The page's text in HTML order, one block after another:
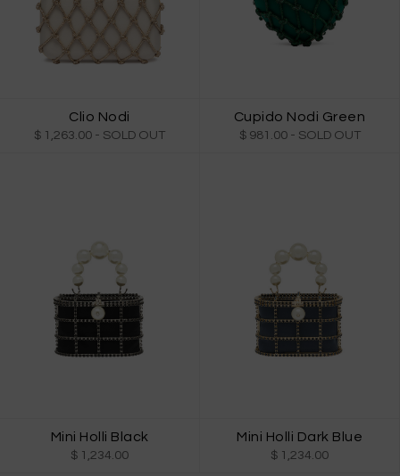
Clio Nodi
$ 1,263.00 - SOLD OUT
Cupido Nodi Green
$ 981.00 - SOLD OUT
Mini Holli Black
$ 1,234.00
Mini Holli Dark Blue
$ 1,234.00